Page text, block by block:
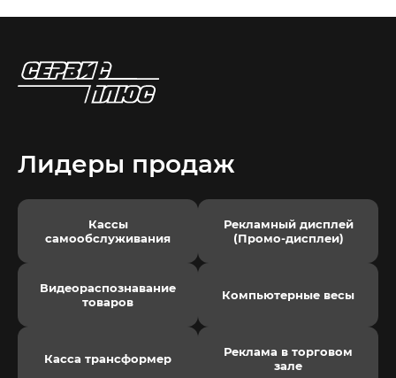
Лидеры продаж
Кассы
самообслуживания
Рекламный дисплей
(Промо-дисплеи)
Видеораспознавание
товаров
Компьютерные весы
Касса трансформер
Реклама в торговом
зале